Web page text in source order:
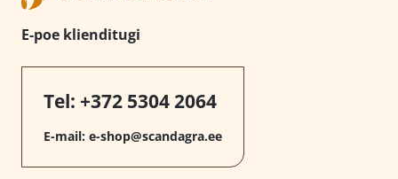
E-poe klienditugi
Tel: +372 5304 2064
E-mail: e-shop@scandagra.ee